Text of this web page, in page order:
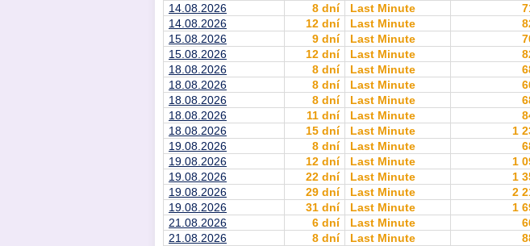
14.08.2026
8 dní Last Minute
14.08.2026
12 dní Last Minute
15.08.2026
9 dní Last Minute
15.08.2026
12 dní Last Minute
18.08.2026
8 dní Last Minute
18.08.2026
8 dní Last Minute
18.08.2026
8 dní Last Minute
18.08.2026
11 dní Last Minute
18.08.2026
15 dní Last Minute 1
19.08.2026
8 dní Last Minute
19.08.2026
12 dní Last Minute 1
19.08.2026
22 dní Last Minute 1
19.08.2026
29 dní Last Minute 2
19.08.2026
31 dní Last Minute 1
21.08.2026
6 dní Last Minute
21.08.2026
8 dní Last Minute